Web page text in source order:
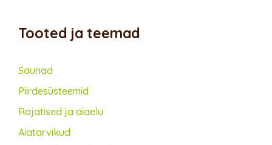
Tooted ja teemad
Saunad
Piirdesüsteemid
Rajatised ja aiaelu
Aiatarvikud